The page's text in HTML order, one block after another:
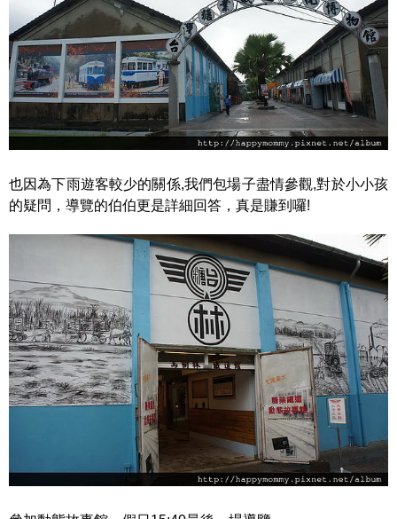
也因為下雨遊客較少的關係,我們包場子盡情參觀,對於小小孩
的疑問，導覽的伯伯更是詳細回答，真是賺到囉!